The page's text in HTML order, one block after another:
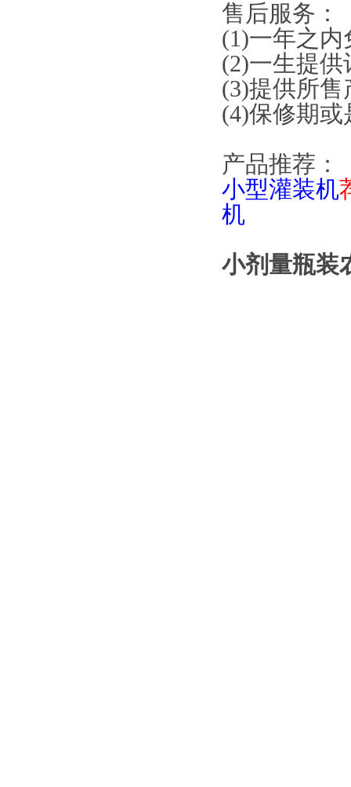
售后服务：
(1)一年之内
(2)一生提
(3)提供所
(4)保修期
产品推荐：
小型灌装机
机
小剂量瓶装